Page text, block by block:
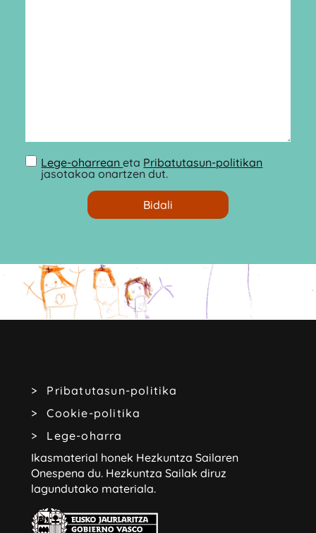
Lege-oharreaneta Pribatutasun-politikan
jasotakoa onartzen dut.
Pribatutasun-politika
Cookie-politika
Lege-oharra
Ikasmaterial honek Hezkuntza Sailaren
Onespena du. Hezkuntza Sailak diruz
lagundutako materiala.